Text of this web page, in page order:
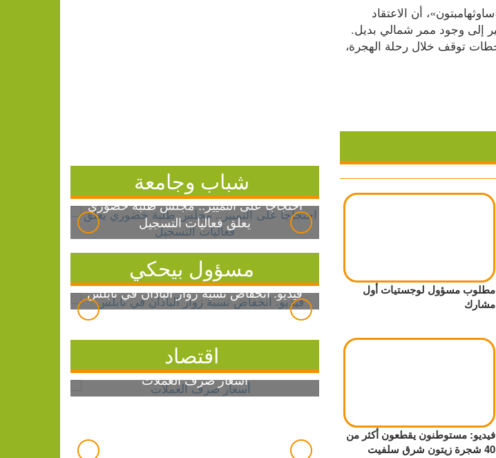
مطلوب مسؤول لوجستيات أول
مشارك
فيديو: مستوطنون يقطعون أكثر من
40 شجرة زيتون شرق سلفيت
شباب وجامعة
احتجاجاً على التمييز.. مجلس طلبة خضوري
يعلق فعاليات التسجيل
مسؤول بيحكي
فيديو: انخفاض نسبة زوار الباذان في نابلس
اقتصاد
أسعار صرف العملات